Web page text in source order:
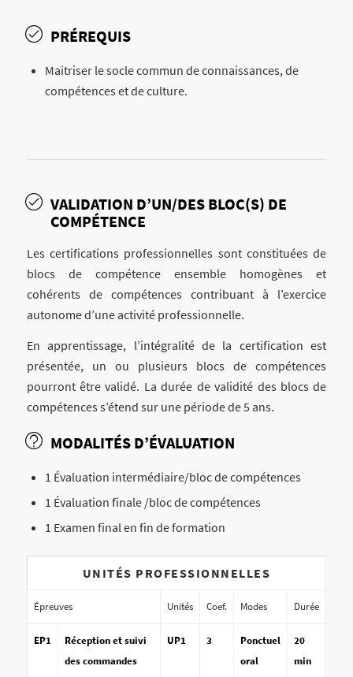
PRÉREQUIS
Maitriser le socle commun de connaissances, de
compétences et de culture.
VALIDATION D’UN/DES BLOC(S) DE
COMPÉTENCE
Les certifications professionnelles sont constituées de
blocs de compétence ensemble homogènes et
cohérents de compétences contribuant à l’exercice
autonome d’une activité professionnelle.
En apprentissage, l’intégralité de la certification est
présentée, un ou plusieurs blocs de compétences
pourront être validé. La durée de validité des blocs de
compétences s’étend sur une période de 5 ans.
MODALITÉS D’ÉVALUATION
1 Évaluation intermédiaire/bloc de compétences
1 Évaluation finale /bloc de compétences
1 Examen final en fin de formation
UNITÉS PROFESSIONNELLES
Épreuves Unités Coef. Modes Durée
EP1
Réception et suivi
des commandes
UP1 3
Ponctuel
oral
20
min